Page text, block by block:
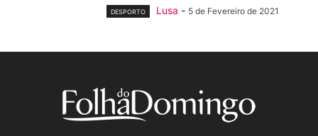
DESPORTO Lusa - 5 de Fevereiro de 2021